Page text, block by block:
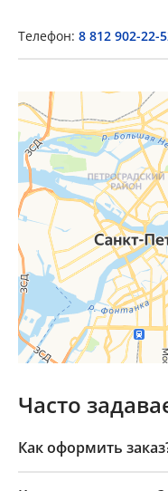
Телефон: 8 812 902-22-
Часто
Как оформить